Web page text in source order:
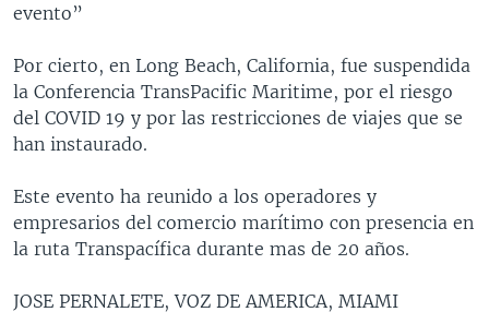
evento”
Por cierto, en Long Beach, California, fue suspendida
la Conferencia TransPacific Maritime, por el riesgo
del COVID 19 y por las restricciones de viajes que se
han instaurado.
Este evento ha reunido a los operadores y
empresarios del comercio marítimo con presencia en
la ruta Transpacífica durante mas de 20 años.
JOSE PERNALETE, VOZ DE AMERICA, MIAMI